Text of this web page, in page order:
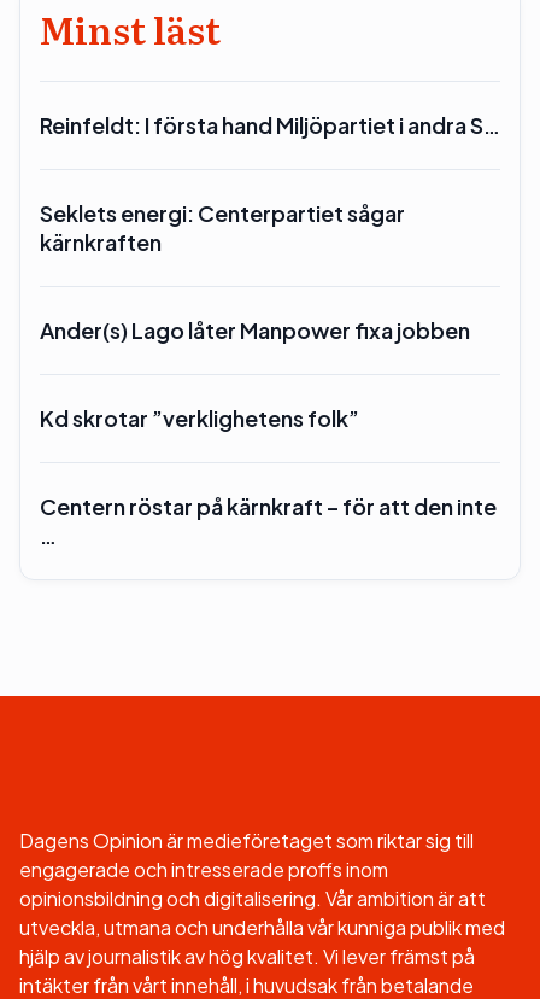
Minst läst
Reinfeldt: I första hand Miljöpartiet i andra S…
Seklets energi: Centerpartiet sågar
kärnkraften
Ander(s) Lago låter Manpower fixa jobben
Kd skrotar ”verklighetens folk”
Centern röstar på kärnkraft – för att den inte
…
Dagens Opinion är medieföretaget som riktar sig till
engagerade och intresserade proffs inom
opinionsbildning och digitalisering. Vår ambition är att
utveckla, utmana och underhålla vår kunniga publik med
hjälp av journalistik av hög kvalitet. Vi lever främst på
intäkter från vårt innehåll, i huvudsak från betalande